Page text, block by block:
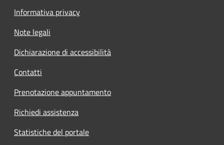
Informativa privacy
Note legali
Dichiarazione di accessibilità
Contatti
Prenotazione appuntamento
Richiedi assistenza
Statistiche del portale